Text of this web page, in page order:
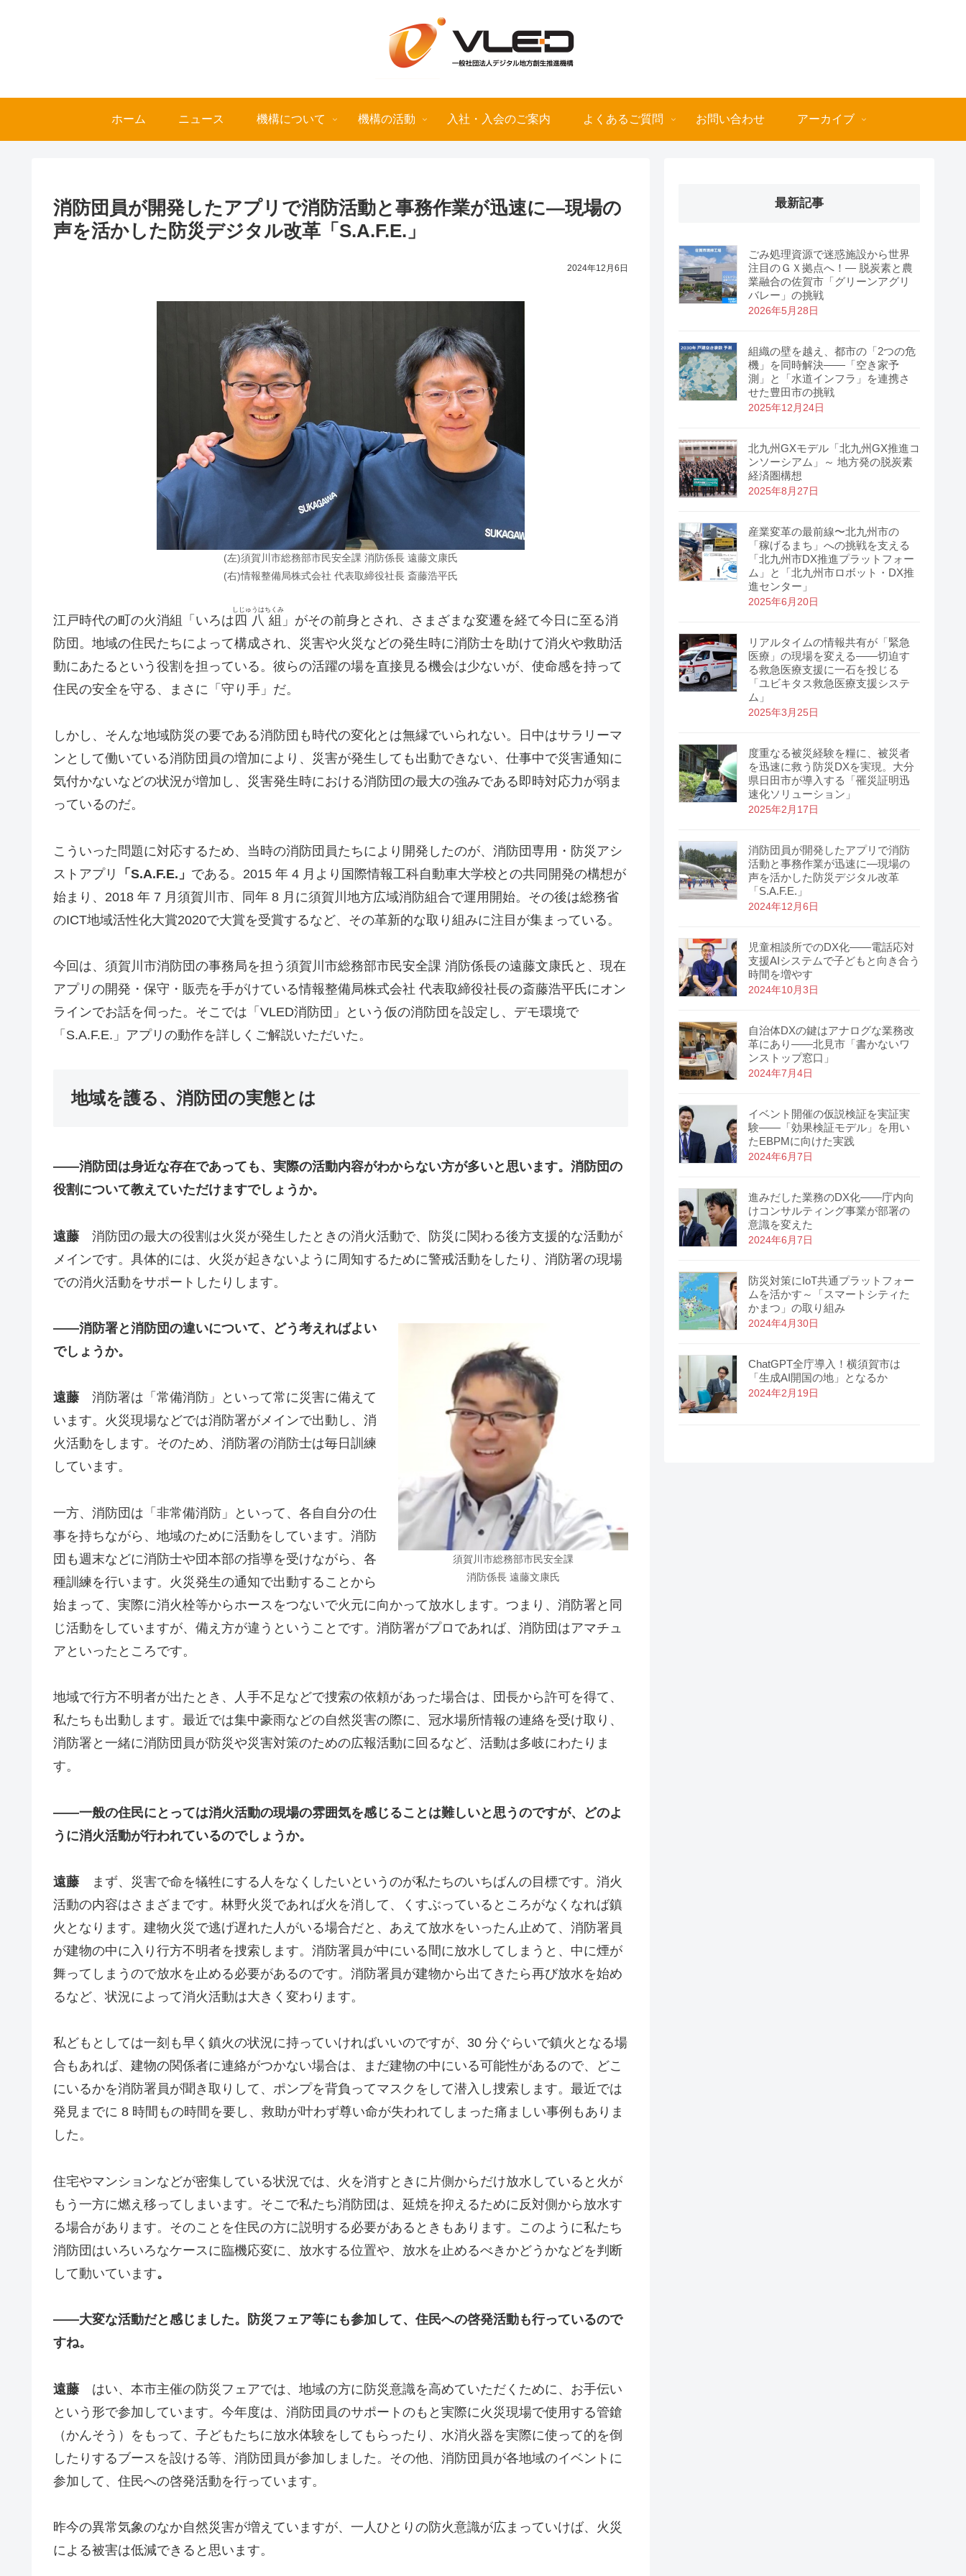
ホーム ニュース 機構について 機構の活動 入社・入会のご案内 よくあるご質問 お問い合わせ アーカイブ
消防団員が開発したアプリで消防活動と事務作業が迅速に―現場の
声を活かした防災デジタル改革「S.A.F.E.」
2024年12月6日
(左)須賀川市総務部市民安全課 消防係長 遠藤文康氏
(右)情報整備局株式会社 代表取締役社長 斎藤浩平氏
江戸時代の町の火消組「いろは四八組
しじゅうはちくみ
」がその前身とされ、さまざまな変遷を経て今日に至る消
防団。地域の住民たちによって構成され、災害や火災などの発生時に消防士を助けて消火や救助活
動にあたるという役割を担っている。彼らの活躍の場を直接見る機会は少ないが、使命感を持って
住民の安全を守る、まさに「守り手」だ。
しかし、そんな地域防災の要である消防団も時代の変化とは無縁でいられない。日中はサラリーマ
ンとして働いている消防団員の増加により、災害が発生しても出動できない、仕事中で災害通知に
気付かないなどの状況が増加し、災害発生時における消防団の最大の強みである即時対応力が弱ま
っているのだ。
こういった問題に対応するため、当時の消防団員たちにより開発したのが、消防団専用・防災アシ
ストアプリ
「S.A.F.E.」 である。2015 年 4 月より国際情報工科自動車大学校との共同開発の構想が
始まり、2018 年 7 月須賀川市、同年 8 月に須賀川地方広域消防組合で運用開始。その後は総務省
のICT地域活性化大賞2020で大賞を受賞するなど、その革新的な取り組みに注目が集まっている。
今回は、須賀川市消防団の事務局を担う須賀川市総務部市民安全課 消防係長の遠藤文康氏と、現在
アプリの開発・保守・販売を手がけている情報整備局株式会社 代表取締役社長の斎藤浩平氏にオン
ラインでお話を伺った。そこでは「VLED消防団」という仮の消防団を設定し、デモ環境で
「S.A.F.E.」アプリの動作を詳しくご解説いただいた。
地域を護る、消防団の実態とは
――消防団は身近な存在であっても、実際の活動内容がわからない方が多いと思います。消防団の
役割について教えていただけますでしょうか。
遠藤 消防団の最大の役割は火災が発生したときの消火活動で、防災に関わる後方支援的な活動が
メインです。具体的には、火災が起きないように周知するために警戒活動をしたり、消防署の現場
での消火活動をサポートしたりします。
須賀川市総務部市民安全課
消防係長 遠藤文康氏
――消防署と消防団の違いについて、どう考えればよい
でしょうか。
遠藤 消防署は「常備消防」といって常に災害に備えて
います。火災現場などでは消防署がメインで出動し、消
火活動をします。そのため、消防署の消防士は毎日訓練
しています。
一方、消防団は「非常備消防」といって、各自自分の仕
事を持ちながら、地域のために活動をしています。消防
団も週末などに消防士や団本部の指導を受けながら、各
種訓練を行います。火災発生の通知で出動することから
始まって、実際に消火栓等からホースをつないで火元に向かって放水します。つまり、消防署と同
じ活動をしていますが、備え方が違うということです。消防署がプロであれば、消防団はアマチュ
アといったところです。
地域で行方不明者が出たとき、人手不足などで捜索の依頼があった場合は、団長から許可を得て、
私たちも出動します。最近では集中豪雨などの自然災害の際に、冠水場所情報の連絡を受け取り、
消防署と一緒に消防団員が防災や災害対策のための広報活動に回るなど、活動は多岐にわたりま
す。
――一般の住民にとっては消火活動の現場の雰囲気を感じることは難しいと思うのですが、どのよ
うに消火活動が行われているのでしょうか。
遠藤
まず、災害で命を犠牲にする人をなくしたいというのが私たちのいちばんの目標です。消火
活動の内容はさまざまです。林野火災であれば火を消して、くすぶっているところがなくなれば鎮
火となります。建物火災で逃げ遅れた人がいる場合だと、あえて放水をいったん止めて、消防署員
が建物の中に入り行方不明者を捜索します。消防署員が中にいる間に放水してしまうと、中に煙が
舞ってしまうので放水を止める必要があるのです。消防署員が建物から出てきたら再び放水を始め
るなど、状況によって消火活動は大きく変わります。
私どもとしては一刻も早く鎮火の状況に持っていければいいのですが、30 分ぐらいで鎮火となる場
合もあれば、建物の関係者に連絡がつかない場合は、まだ建物の中にいる可能性があるので、どこ
にいるかを消防署員が聞き取りして、ポンプを背負ってマスクをして潜入し捜索します。最近では
発見までに 8 時間もの時間を要し、救助が叶わず尊い命が失われてしまった痛ましい事例もありま
した。
住宅やマンションなどが密集している状況では、火を消すときに片側からだけ放水していると火が
もう一方に燃え移ってしまいます。そこで私たち消防団は、延焼を抑えるために反対側から放水す
る場合があります。そのことを住民の方に説明する必要があるときもあります。このように私たち
消防団はいろいろなケースに臨機応変に、放水する位置や、放水を止めるべきかどうかなどを判断
して動いています。
――大変な活動だと感じました。防災フェア等にも参加して、住民への啓発活動も行っているので
すね。
遠藤 はい、本市主催の防災フェアでは、地域の方に防災意識を高めていただくために、お手伝い
という形で参加しています。今年度は、消防団員のサポートのもと実際に火災現場で使用する管鎗
（かんそう）をもって、子どもたちに放水体験をしてもらったり、水消火器を実際に使って的を倒
したりするブースを設ける等、消防団員が参加しました。その他、消防団員が各地域のイベントに
参加して、住民への啓発活動を行っています。
昨今の異常気象のなか自然災害が増えていますが、一人ひとりの防火意識が広まっていけば、火災
による被害は低減できると思います。
最新記事
ごみ処理資源で迷惑施設から世界
注目のＧＸ拠点へ！― 脱炭素と農
業融合の佐賀市「グリーンアグリ
バレー」の挑戦
2026年5月28日
組織の壁を越え、都市の「2つの危
機」を同時解決――「空き家予
測」と「水道インフラ」を連携さ
せた豊田市の挑戦
2025年12月24日
北九州GXモデル「北九州GX推進コ
ンソーシアム」～ 地方発の脱炭素
経済圏構想
2025年8月27日
産業変革の最前線〜北九州市の
「稼げるまち」への挑戦を支える
「北九州市DX推進プラットフォー
ム」と「北九州市ロボット・DX推
進センター」
2025年6月20日
リアルタイムの情報共有が「緊急
医療」の現場を変える——切迫す
る救急医療支援に一石を投じる
「ユビキタス救急医療支援システ
ム」
2025年3月25日
度重なる被災経験を糧に、被災者
を迅速に救う防災DXを実現。大分
県日田市が導入する「罹災証明迅
速化ソリューション」
2025年2月17日
消防団員が開発したアプリで消防
活動と事務作業が迅速に―現場の
声を活かした防災デジタル改革
「S.A.F.E.」
2024年12月6日
児童相談所でのDX化――電話応対
支援AIシステムで子どもと向き合う
時間を増やす
2024年10月3日
自治体DXの鍵はアナログな業務改
革にあり――北見市「書かないワ
ンストップ窓口」
2024年7月4日
イベント開催の仮説検証を実証実
験――「効果検証モデル」を用い
たEBPMに向けた実践
2024年6月7日
進みだした業務のDX化――庁内向
けコンサルティング事業が部署の
意識を変えた
2024年6月7日
防災対策にIoT共通プラットフォー
ムを活かす～「スマートシティた
かまつ」の取り組み
2024年4月30日
ChatGPT全庁導入！横須賀市は
「生成AI開国の地」となるか
2024年2月19日